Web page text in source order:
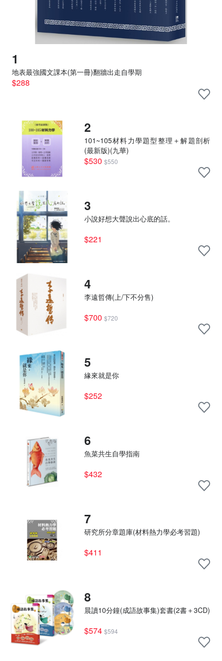
1
地表最強國文課本(第一冊)翻牆出走自學期
$288
2
101~105材料力學題型整理＋解題剖析
(最新版)(九華)
$530 $550
3
小說好想大聲說出心底的話。
$221
4
李遠哲傳(上/下不分售)
$700 $720
5
緣來就是你
$252
6
魚菜共生自學指南
$432
7
研究所分章題庫(材料熱力學必考習題)
$411
8
晨讀10分鐘(成語故事集)套書(2書＋3CD)
$574 $594